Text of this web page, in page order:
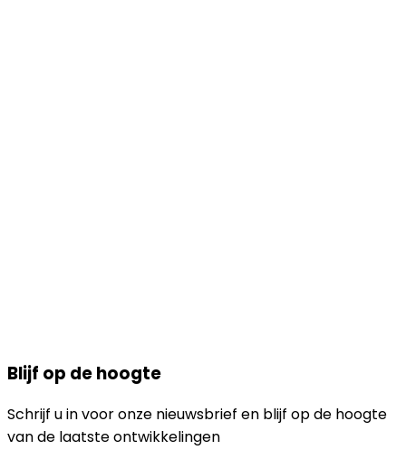
Blijf op de hoogte
Schrijf u in voor onze nieuwsbrief en blijf op de hoogte
van de laatste ontwikkelingen